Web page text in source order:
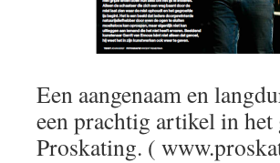
Een aangenaam en
een prachtig artikel in het
Proskating. (